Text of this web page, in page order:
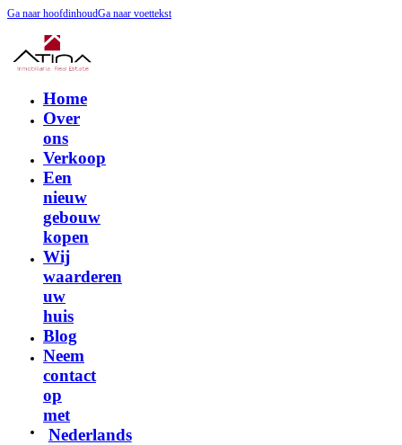
Ga naar hoofdinhoudGa naar voettekst
Home
Over
ons
Verkoop
Een
nieuw
gebouw
kopen
Wij
waarderen
uw
huis
Blog
Neem
contact
op
met
Nederlands